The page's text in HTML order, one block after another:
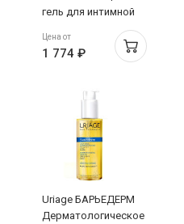
гель для интимной
Цена от
1 774 ₽
Uriage БАРЬЕДЕРМ
Дерматологическое